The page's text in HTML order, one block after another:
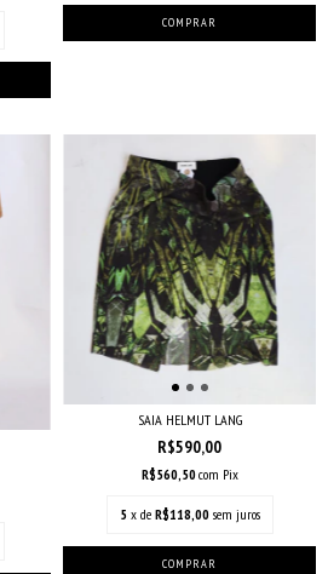
SAIA HELMUT LANG
R$590,00
R$560,50com Pix
5 x de R$118,00 sem juros